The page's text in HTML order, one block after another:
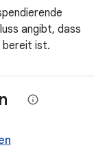
angibt, dass
bereit ist.